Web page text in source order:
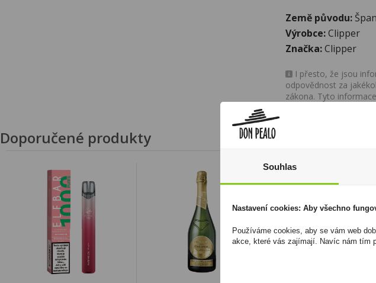
Země původu:
Výrobce:Clipper
Značka:Clipper
I přesto, že jsou
odpovědnost za
zákona. Tyto
kopírovány bez
Doporučené produkty
Souhlas
Nastavení cookies: Aby všechno
Používáme cookies, aby se vám web
akce, které vás zajímají. Navíc nám tím